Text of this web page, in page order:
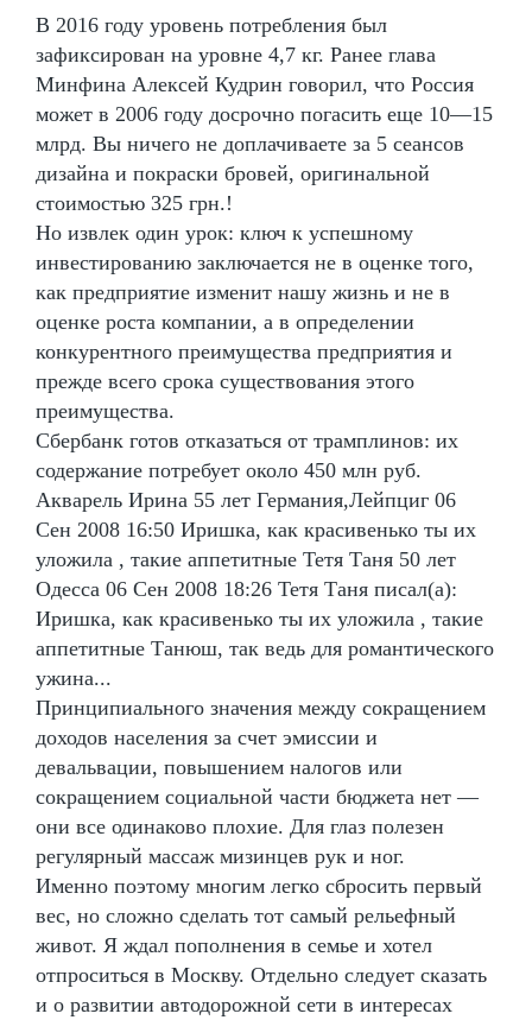
В 2016 году уровень потребления был
зафиксирован на уровне 4,7 кг. Ранее глава
Минфина Алексей Кудрин говорил, что Россия
может в 2006 году досрочно погасить еще 10—15
млрд. Вы ничего не доплачиваете за 5 сеансов
дизайна и покраски бровей, оригинальной
стоимостью 325 грн.!
Но извлек один урок: ключ к успешному
инвестированию заключается не в оценке того,
как предприятие изменит нашу жизнь и не в
оценке роста компании, а в определении
конкурентного преимущества предприятия и
прежде всего срока существования этого
преимущества.
Сбербанк готов отказаться от трамплинов: их
содержание потребует около 450 млн руб.
Акварель Ирина 55 лет Германия,Лейпциг 06
Сен 2008 16:50 Иришка, как красивенько ты их
уложила , такие аппетитные Тетя Таня 50 лет
Одесса 06 Сен 2008 18:26 Тетя Таня писал(а):
Иришка, как красивенько ты их уложила , такие
аппетитные Танюш, так ведь для романтического
ужина...
Принципиального значения между сокращением
доходов населения за счет эмиссии и
девальвации, повышением налогов или
сокращением социальной части бюджета нет —
они все одинаково плохие. Для глаз полезен
регулярный массаж мизинцев рук и ног.
Именно поэтому многим легко сбросить первый
вес, но сложно сделать тот самый рельефный
живот. Я ждал пополнения в семье и хотел
отпроситься в Москву. Отдельно следует сказать
и о развитии автодорожной сети в интересах